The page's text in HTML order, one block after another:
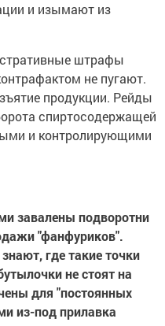
и изымают из
штрафы
не пугают.
продукции. Рейды
спиртосодержащей
и контролирующими
завалены подворотни
"фанфуриков".
где такие точки
не стоят на
для "постоянных
из-под прилавка